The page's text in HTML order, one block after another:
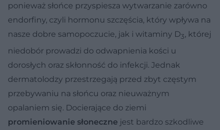
ponieważ słońce przyspiesza wytwarzanie zarówno
endorfiny, czyli hormonu szczęścia, który wpływa na
nasze dobre samopoczucie, jak i witaminy D3, której
niedobór prowadzi do odwapnienia kości u
dorosłych oraz skłonność do infekcji. Jednak
dermatolodzy przestrzegają przed zbyt częstym
przebywaniu na słońcu oraz nieuważnym
opalaniem się. Docierające do ziemi
promieniowanie słoneczne jest bardzo szkodliwe